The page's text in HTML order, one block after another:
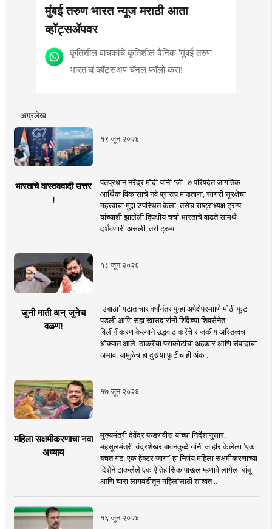
मुंबई तरुण भारत न्यूज मराठी आता
व्हॉट्सॲपवर
कृतिशील वाचकांचे कृतिशील दैनिक 'मुंबई तरुण
भारत'चं व्हॉट्सअप चॅनल फॉलो करा!
अग्रलेख
१९ जून २०२६
भारताचे वास्तववादी उत्तर
!
पंतप्रधान नरेंद्र मोदी यांनी 'जी- ७ परिषदेत जागतिक
आर्थिक विकासाचे नवे प्रारूप मांडताना, सागरी सुरक्षेचा
महत्त्वाचा मुद्दा उपस्थित केला. तसेच राष्ट्राध्यक्ष ट्रम्प
यांच्याशी झालेली द्विपक्षीय चर्चा भारताचे वाढते सामर्थ
दर्शवणारी असली, तरी ट्रम्प ..
१८ जून २०२६
जुनी माती अन् जुनेच
वळण!
‘उबाठा’ गटात चार वर्षांनंतर पुन्हा अपेक्षेप्रमााणे मोठी फूट
पडली आणि सहा खासदारांनी शिंदेंच्या शिवसेनेत
विलीनीकरण केल्याने उद्धव ठाकरेंचे राजकीय अस्तित्वच
धोक्यात आले. ठाकरेंचा पराकोटीचा अहंकार आणि संवादाचा
अभाव, यामुळेच हा दुसर्‍या फुटीचाही अंक ..
१७ जून २०२६
महिला सक्षमीकरणाचा नवा
अध्याय
मुख्यमंत्री देवेंद्र फडणवीस यांच्या निर्देशानुसार,
महसूलमंत्री चंद्रशेखर बावनकुळे यांनी जाहीर केलेला ‘एक
बचत गट, एक हेक्टर जागा’ हा निर्णय महिला सक्षमीकरणाच्या
दिशेने टाकलेले एक ऐतिहासिक पाऊल म्हणावे लागेल. बांबू
आणि चारा लागवडीतून महिलांसाठी शाश्वत ..
१६ जून २०२६